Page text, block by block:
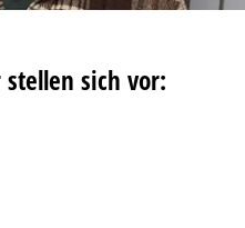
stellen sich vor: